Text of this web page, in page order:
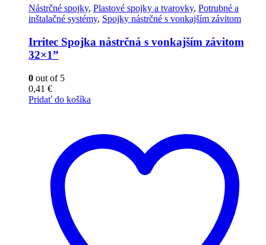
Nástrčné spojky, Plastové spojky a tvarovky, Potrubné a
inštalačné systémy, Spojky nástrčné s vonkajším závitom
Irritec Spojka nástrčná s vonkajším závitom
32×1”
0 out of 5
0,41 €
Pridať do košíka